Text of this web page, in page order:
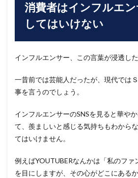
消費者はインフルエン
してはいけない
インフルエンサー、この言葉が浸透し
一昔前では芸能人だったが、現代では
事を言うのでしょう。
インフルエンサーのSNSを見ると華や
て、羨ましいと感じる気持ちもわから
てはいけません。
例えばYOUTUBERなんかは「私のファ
を目にしますが、その心がどこにある